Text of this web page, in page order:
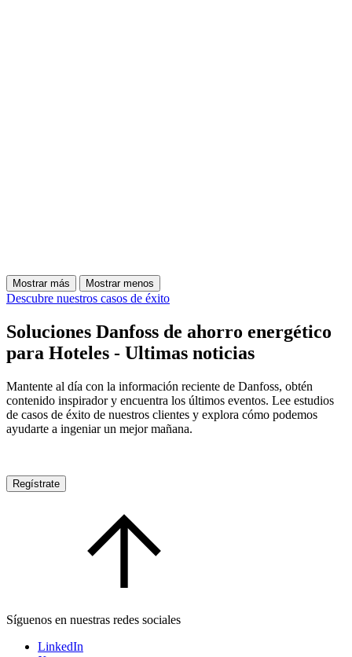
Mostrar más Mostrar menos
Descubre nuestros casos de éxito
Soluciones Danfoss de ahorro energético
para Hoteles - Ultimas noticias
Mantente al día con la información reciente de Danfoss, obtén
contenido inspirador y encuentra los últimos eventos. Lee estudios
de casos de éxito de nuestros clientes y explora cómo podemos
ayudarte a ingeniar un mejor mañana.
Regístrate
Síguenos en nuestras redes sociales
LinkedIn